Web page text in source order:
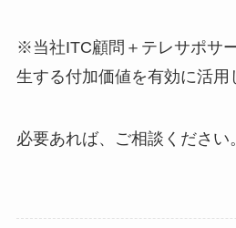
※当社ITC顧問＋テレサポサ
生する付加価値を有効に活用
必要あれば、ご相談ください。